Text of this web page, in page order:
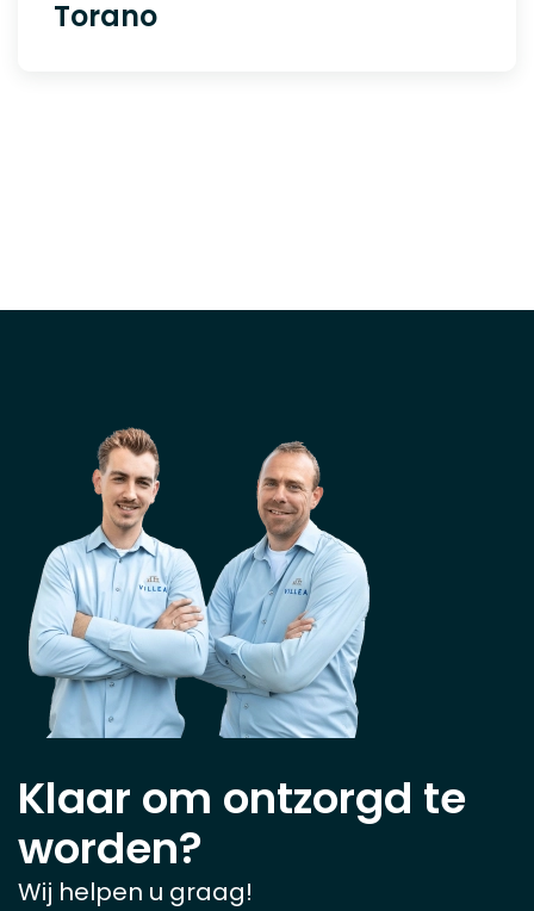
Torano
Klaar om ontzorgd te
worden?
Wij helpen u graag!